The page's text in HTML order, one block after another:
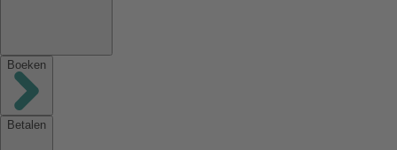
Boeken
Betalen